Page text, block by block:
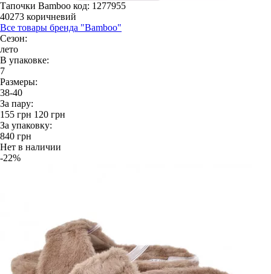
Тапочки Bamboo код: 1277955
40273 коричневий
Все товары бренда "Bamboo"
Сезон:
лето
В упаковке:
7
Размеры:
38-40
За пару:
155 грн 120 грн
За упаковку:
840 грн
Нет в наличии
-22%